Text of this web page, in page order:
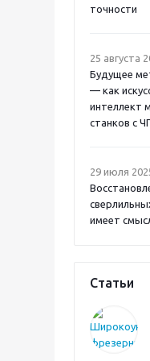
точности
25 августа
Будущее
— как
интеллект
станков с
29 июля
имеет
Статьи